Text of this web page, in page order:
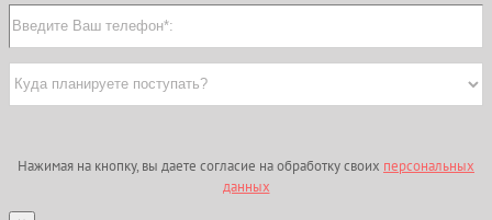
Нажимая на кнопку, вы даете согласие на обработку своих персональных
данных